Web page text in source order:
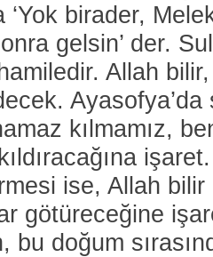
birader,
gelsin’ der.
Allah
kılmamız,
ise, Allah
götüreceğine
bu doğum